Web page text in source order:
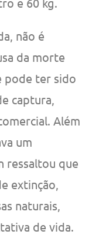
não é
da morte
pode ter sido
captura,
Além
um
ressaltou que
extinção,
naturais,
de vida.